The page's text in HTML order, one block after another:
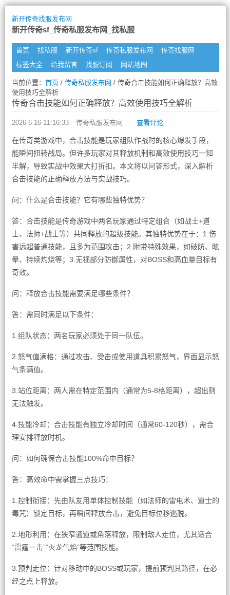
新开传奇找服发布网
新开传奇sf_传奇私服发布网_找私服
首页 找私服 新开传奇sf 传奇私服发布网
传奇找服网
标签大全
给我留言 找服订阅 网站地图
当前位置： 首页/ 传奇私服发布网 / 传奇合击技能如何正确释放？高效
使用技巧全解析
传奇合击技能如何正确释放？高效使用技巧全解析
2026-6-16 11:16:33 传奇私服发布网 查看评论
在传奇类游戏中，合击技能是玩家组队作战时的核心爆发手段，
能瞬间扭转战局。但许多玩家对其释放机制和高效使用技巧一知
半解，导致实战中效果大打折扣。本文将以问答形式，深入解析
合击技能的正确释放方法与实战技巧。
问：什么是合击技能？它有哪些独特优势？
答：合击技能是传奇游戏中两名玩家通过特定组合（如战士+道
士、法师+战士等）共同释放的超级技能。其独特优势在于：1.伤
害远超普通技能，且多为范围攻击；2.附带特殊效果，如破防、眩
晕、持续灼烧等；3.无视部分防御属性，对BOSS和高血量目标有
奇效。
问：释放合击技能需要满足哪些条件？
答：需同时满足以下条件：
1.组队状态：两名玩家必须处于同一队伍。
2.怒气值满格：通过攻击、受击或使用道具积累怒气，界面显示怒
气条满值。
3.站位距离：两人需在特定范围内（通常为5-8格距离），超出则
无法触发。
4.技能冷却：合击技能有独立冷却时间（通常60-120秒），需合
理安排释放时机。
问：如何确保合击技能100%命中目标？
答：高效命中需掌握三点技巧：
1.控制衔接：先由队友用单体控制技能（如法师的雷电术、道士的
毒咒）锁定目标，再瞬间释放合击，避免目标位移逃脱。
2.地形利用：在狭窄通道或角落释放，限制敌人走位，尤其适合
“雷霆一击”“火龙气焰”等范围技能。
3.预判走位：针对移动中的BOSS或玩家，提前预判其路径，在必
经之点上释放。